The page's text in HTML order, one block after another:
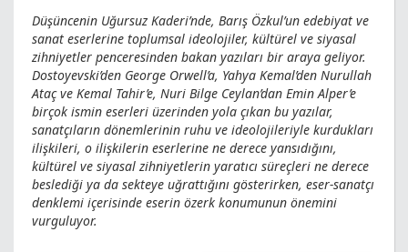
Düşüncenin Uğursuz Kaderi’nde, Barış Özkul’un edebiyat ve
sanat eserlerine toplumsal ideolojiler, kültürel ve siyasal
zihniyetler penceresinden bakan yazıları bir araya geliyor.
Dostoyevski’den George Orwell’a, Yahya Kemal’den Nurullah
Ataç ve Kemal Tahir’e, Nuri Bilge Ceylan’dan Emin Alper’e
birçok ismin eserleri üzerinden yola çıkan bu yazılar,
sanatçıların dönemlerinin ruhu ve ideolojileriyle kurdukları
ilişkileri, o ilişkilerin eserlerine ne derece yansıdığını,
kültürel ve siyasal zihniyetlerin yaratıcı süreçleri ne derece
beslediği ya da sekteye uğrattığını gösterirken, eser-sanatçı
denklemi içerisinde eserin özerk konumunun önemini
vurguluyor.